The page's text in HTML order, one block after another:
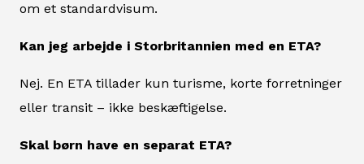
om et standardvisum.
Kan jeg arbejde i Storbritannien med en ETA?
Nej. En ETA tillader kun turisme, korte forretninger
eller transit – ikke beskæftigelse.
Skal børn have en separat ETA?